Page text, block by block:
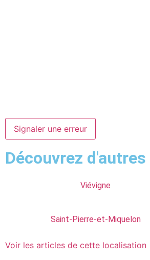
Signaler une erreur
Découvrez
Viévigne
Saint-Pierre-et-Miquelon
Voir les articles de cette localisation